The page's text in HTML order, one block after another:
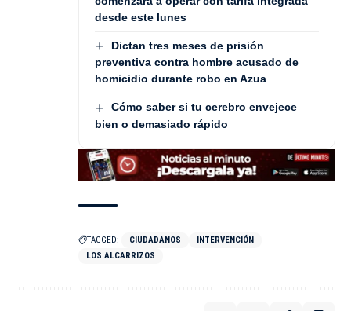
desde este lunes
Dictan tres meses de prisión
preventiva contra hombre acusado de
homicidio durante robo en Azua
Cómo saber si tu cerebro envejece
bien o demasiado rápido
TAGGED: CIUDADANOS
INTERVENCIÓN
LOS ALCARRIZOS